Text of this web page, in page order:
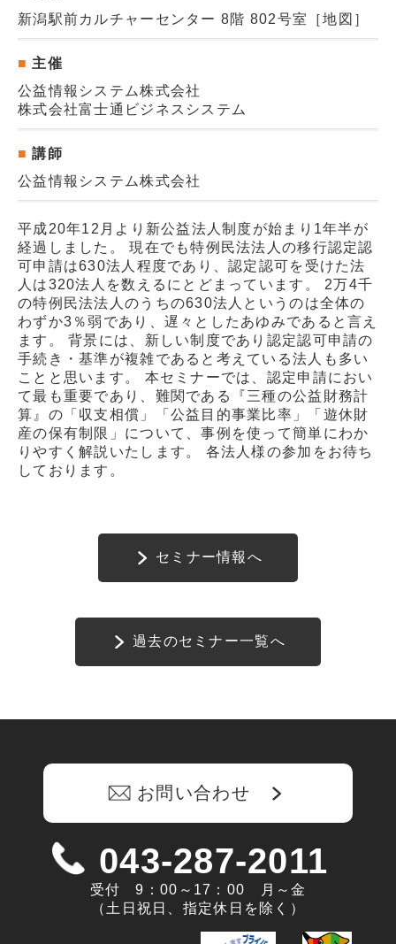
新潟駅前カルチャーセンター 8階 802号室
［地図］
主催
公益情報システム株式会社
株式会社富士通ビジネスシステム
講師
公益情報システム株式会社
平成20年12月より新公益法人制度が始まり1年半が
経過しました。 現在でも特例民法法人の移行認定認
可申請は630法人程度であり、認定認可を受けた法
人は320法人を数えるにとどまっています。 2万4千
の特例民法法人のうちの630法人というのは全体の
わずか3％弱であり、遅々としたあゆみであると言え
ます。 背景には、新しい制度であり認定認可申請の
手続き・基準が複雑であると考えている法人も多い
ことと思います。 本セミナーでは、認定申請におい
て最も重要であり、難関である『三種の公益財務計
算』の「収支相償」「公益目的事業比率」「遊休財
産の保有制限」について、事例を使って簡単にわか
りやすく解説いたします。 各法人様の参加をお待ち
しております。
セミナー情報へ
過去のセミナー一覧へ
お問い合わせ
043-287-2011
受付 9：00～17：00 月～金
（土日祝日、指定休日を除く）